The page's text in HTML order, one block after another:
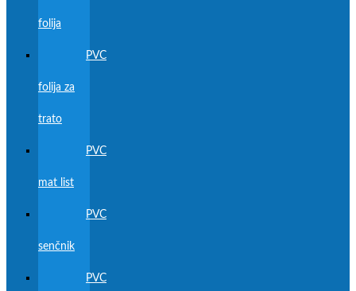
folija
PVC
folija za
trato
PVC
mat list
PVC
senčnik
PVC